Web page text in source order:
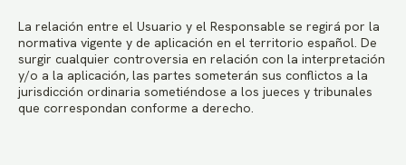
La relación entre el Usuario y el Responsable se regirá por la
normativa vigente y de aplicación en el territorio español. De
surgir cualquier controversia en relación con la interpretación
y/o a la aplicación, las partes someterán sus conflictos a la
jurisdicción ordinaria sometiéndose a los jueces y tribunales
que correspondan conforme a derecho.